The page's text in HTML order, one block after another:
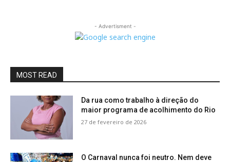
- Advertisment -
MOST READ
Da rua como trabalho à direção do
maior programa de acolhimento do Rio
27 de fevereiro de 2026
O Carnaval nunca foi neutro. Nem deve